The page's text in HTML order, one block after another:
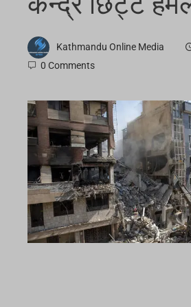
Kathmandu Online Media
0 Comments